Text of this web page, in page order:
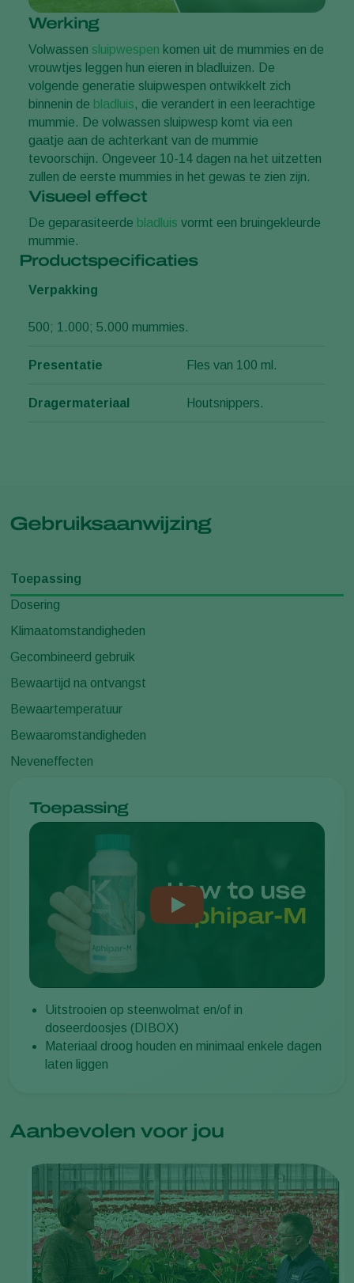
Werking
Volwassen sluipwespen komen uit de mummies en de
vrouwtjes leggen hun eieren in bladluizen. De
volgende generatie sluipwespen ontwikkelt zich
binnenin de bladluis, die verandert in een leerachtige
mummie. De volwassen sluipwesp komt via een
gaatje aan de achterkant van de mummie
tevoorschijn. Ongeveer 10-14 dagen na het uitzetten
zullen de eerste mummies in het gewas te zien zijn.
Visueel effect
De geparasiteerde bladluis vormt een bruingekleurde
mummie.
Productspecificaties
Verpakking
500; 1.000; 5.000 mummies.
Presentatie Fles van 100 ml.
Dragermateriaal Houtsnippers.
Gebruiksaanwijzing
Toepassing
Dosering
Klimaatomstandigheden
Gecombineerd gebruik
Bewaartijd na ontvangst
Bewaartemperatuur
Bewaaromstandigheden
Neveneffecten
Toepassing
Uitstrooien op steenwolmat en/of in
doseerdoosjes (DIBOX)
Materiaal droog houden en minimaal enkele dagen
laten liggen
Aanbevolen voor jou